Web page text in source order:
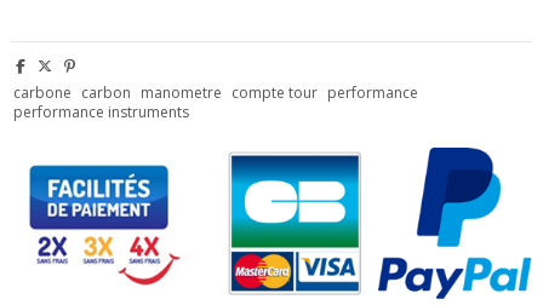
carbone carbon manometre compte tour performance
performance instruments